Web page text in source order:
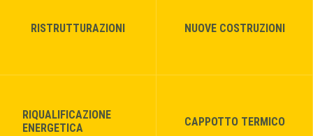
RISTRUTTURAZIONI NUOVE COSTRUZIONI
RIQUALIFICAZIONE
ENERGETICA
CAPPOTTO TERMICO